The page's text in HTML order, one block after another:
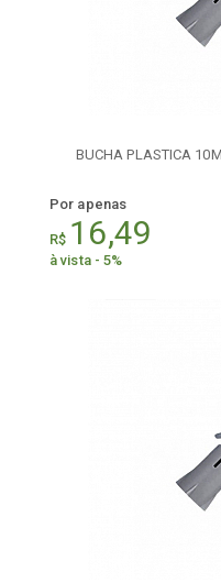
BUCHA PLASTICA
Por apenas
R$ 16,49
à vista - 5%